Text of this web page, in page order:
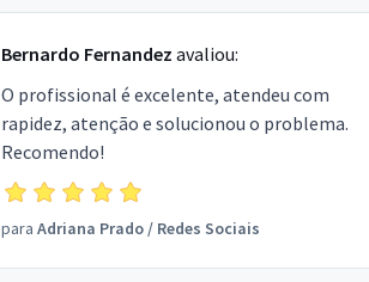
Bernardo Fernandez avaliou:
O profissional é excelente, atendeu com
rapidez, atenção e solucionou o problema.
Recomendo!
para Adriana Prado/ Redes Sociais